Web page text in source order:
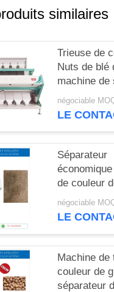
similaires
Trieuse de
Nuts de blé
machine de
de couleur
négociable
LE
Séparateur
de couleur
de 4 canaux
négociable
LE
Machine de
couleur de
séparateur